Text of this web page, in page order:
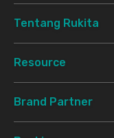
Tentang Rukita
Resource
Brand Partner